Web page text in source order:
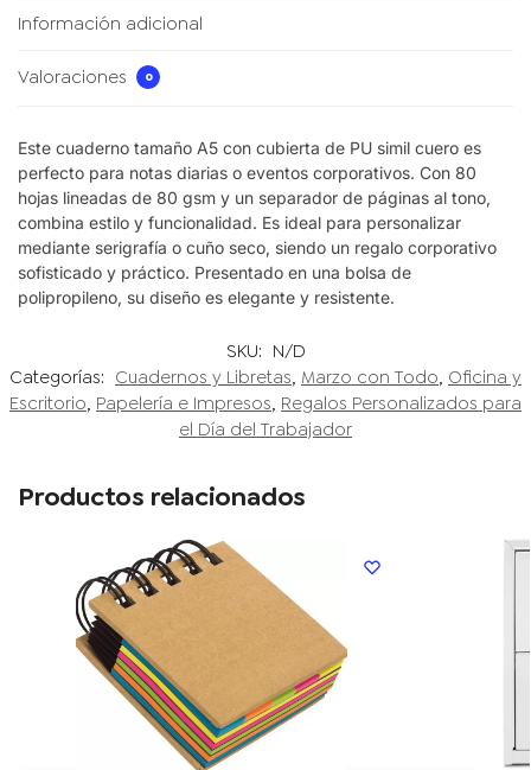
Información adicional
Valoraciones 0
Este cuaderno tamaño A5 con cubierta de PU simil cuero es
perfecto para notas diarias o eventos corporativos. Con 80
hojas lineadas de 80 gsm y un separador de páginas al tono,
combina estilo y funcionalidad. Es ideal para personalizar
mediante serigrafía o cuño seco, siendo un regalo corporativo
sofisticado y práctico. Presentado en una bolsa de
polipropileno, su diseño es elegante y resistente.
SKU: N/D
Categorías: Cuadernos y Libretas, Marzo con Todo, Oficina y
Escritorio, Papelería e Impresos, Regalos Personalizados para
el Día del Trabajador
Productos relacionados